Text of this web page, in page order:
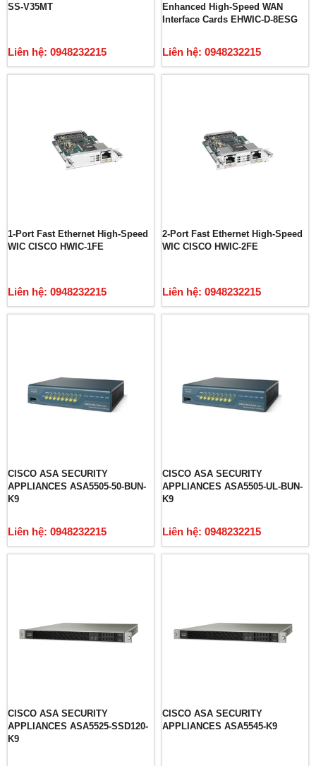
SS-V35MT
Liên hệ: 0948232215
Enhanced High-Speed WAN
Interface Cards EHWIC-D-8ESG
Liên hệ: 0948232215
1-Port Fast Ethernet High-Speed
WIC CISCO HWIC-1FE
Liên hệ: 0948232215
2-Port Fast Ethernet High-Speed
WIC CISCO HWIC-2FE
Liên hệ: 0948232215
CISCO ASA SECURITY
APPLIANCES ASA5505-50-BUN-
K9
Liên hệ: 0948232215
CISCO ASA SECURITY
APPLIANCES ASA5505-UL-BUN-
K9
Liên hệ: 0948232215
CISCO ASA SECURITY
APPLIANCES ASA5525-SSD120-
K9
CISCO ASA SECURITY
APPLIANCES ASA5545-K9